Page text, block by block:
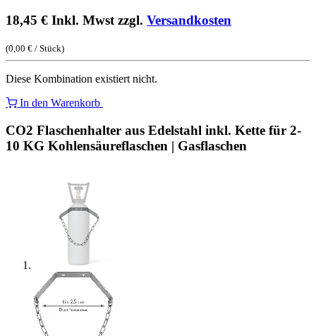
18,45 € Inkl. Mwst zzgl. Versandkosten
(0,00 € / Stück)
Diese Kombination existiert nicht.
In den Warenkorb
CO2 Flaschenhalter aus Edelstahl inkl. Kette für 2-
10 KG Kohlensäureflaschen | Gasflaschen